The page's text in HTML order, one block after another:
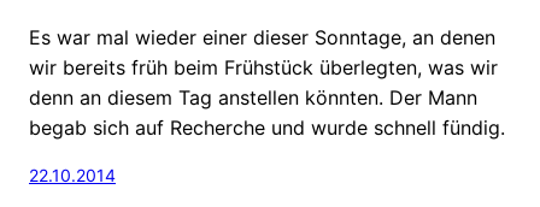
Es war mal wieder einer dieser Sonntage, an denen
wir bereits früh beim Frühstück überlegten, was wir
denn an diesem Tag anstellen könnten. Der Mann
begab sich auf Recherche und wurde schnell fündig.
22.10.2014